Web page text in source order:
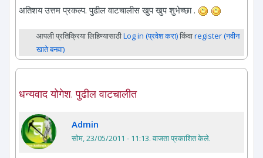
अतिशय उत्तम प्रकल्प. पुढील वाटचालीस खुप खुप शुभेच्छा .
आपली प्रतिक्रिया लिहिण्यासाठीLog in (प्रवेश करा)किंवाregister (नवीन
खाते बनवा)
धन्यवाद योगेश. पुढील वाटचालीत
Admin
सोम, 23/05/2011 - 11:13. वाजता प्रकाशित केले.